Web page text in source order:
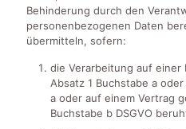
Behinderung durch den
personenbezogenen Daten
übermitteln, sofern:
die Verarbeitung auf einer
Absatz 1 Buchstabe a
a oder auf einem Vertrag
Buchstabe b DSGVO